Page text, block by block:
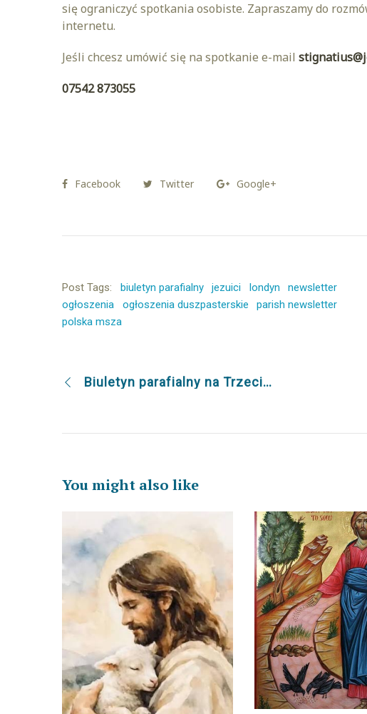
się ograniczyć spotkania osobiste. Zapraszamy do
internetu.
Jeśli chcesz umówić się na spotkanie e-mail
07542 873055‬
Facebook Twitter Google+
Post Tags: biuletyn parafialny jezuici londyn
newsletter
ogłoszenia
ogłoszenia duszpasterskie
parish newsletter
polska msza
Biuletyn parafialny na Trzecią Niedzielę Wielkiego Postu 7.03.2021
You might also like